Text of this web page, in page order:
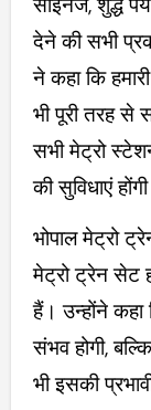
देने की सभी
ने कहा कि
भी पूरी तरह से
सभी मेट्रो
की सुविधाएं
भोपाल मेट्रो
मेट्रो ट्रेन सेट
हैं। उन्होंने
संभव होगी,
भी इसकी